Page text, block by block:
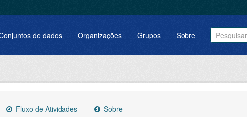
de dados Organizações Grupos Sobre
Fluxo de Atividades Sobre